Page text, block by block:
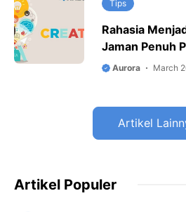
Tips
Rahasia
Jaman Penuh
Aurora March
Artikel
Artikel Populer